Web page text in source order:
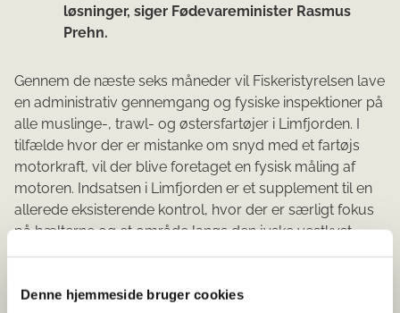
Denne hjemmeside bruger cookies
løsninger, siger Fødevareminister Rasmus
Prehn.
Gennem de næste seks måneder vil Fiskeristyrelsen lave
en administrativ gennemgang og fysiske inspektioner på
alle muslinge-, trawl- og østersfartøjer i Limfjorden. I
tilfælde hvor der er mistanke om snyd med et fartøjs
motorkraft, vil der blive foretaget en fysisk måling af
motoren. Indsatsen i Limfjorden er et supplement til en
allerede eksisterende kontrol, hvor der er særligt fokus
på bælterne og et område langs den jyske vestkyst.
Et fartøjs motorkraft har betydning for, hvilke redskaber